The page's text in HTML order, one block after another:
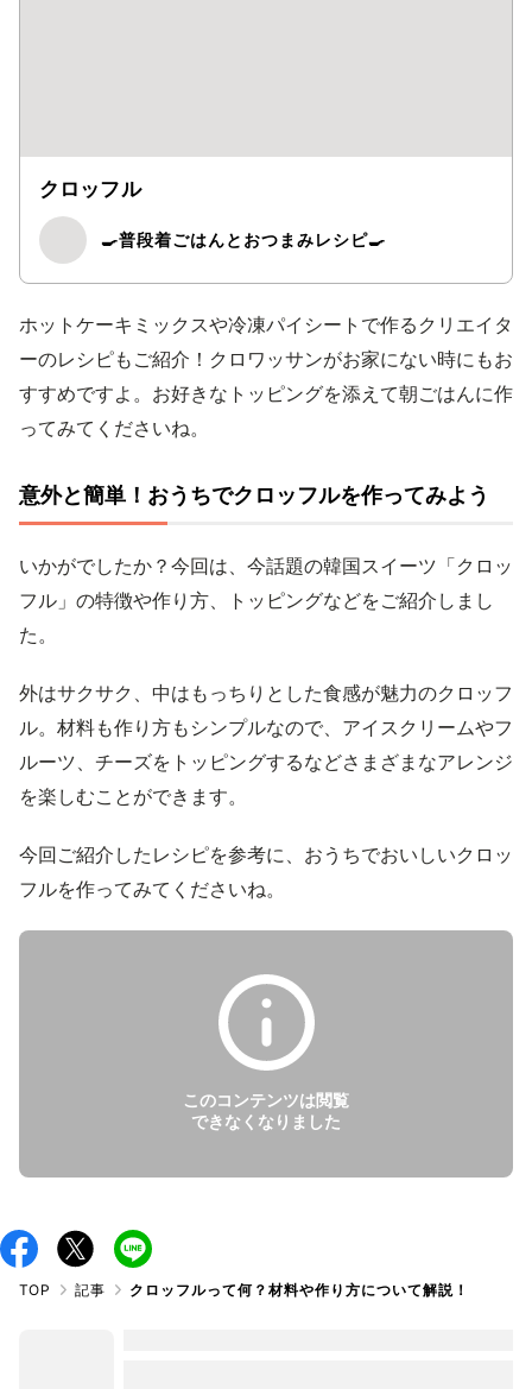
クロッフル
🍳普段着ごはんとおつまみレシピ🍳
ホットケーキミックスや冷凍パイシートで作るクリエイタ
ーのレシピもご紹介！クロワッサンがお家にない時にもお
すすめですよ。お好きなトッピングを添えて朝ごはんに作
ってみてくださいね。
意外と簡単！おうちでクロッフルを作ってみよう
いかがでしたか？今回は、今話題の韓国スイーツ「クロッ
フル」の特徴や作り方、トッピングなどをご紹介しまし
た。
外はサクサク、中はもっちりとした食感が魅力のクロッフ
ル。材料も作り方もシンプルなので、アイスクリームやフ
ルーツ、チーズをトッピングするなどさまざまなアレンジ
を楽しむことができます。
今回ご紹介したレシピを参考に、おうちでおいしいクロッ
フルを作ってみてくださいね。
このコンテンツは閲覧
できなくなりました
TOP 記事 クロッフルって何？材料や作り方について解説！